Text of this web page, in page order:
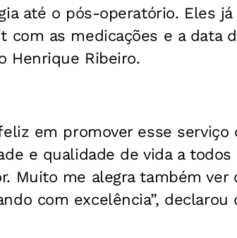
até o pós-operatório. Eles
com as medicações e a data
Henrique Ribeiro.
em promover esse serviço
e qualidade de vida a
Muito me alegra também
com excelência”,